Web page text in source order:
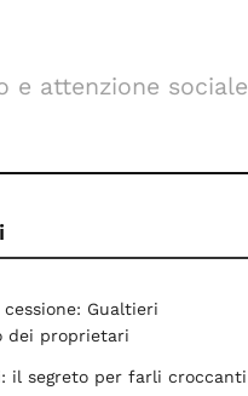
e attenzione sociale
Gualtieri
dei proprietari
il segreto per farli croccanti